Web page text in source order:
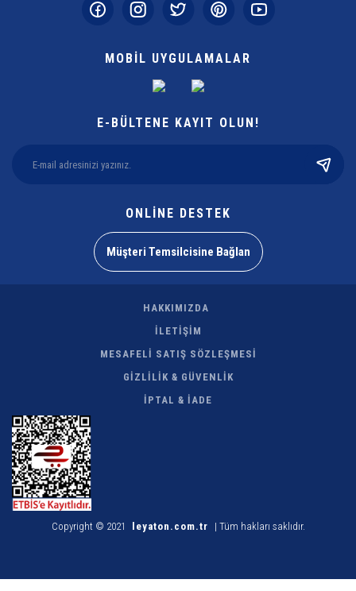
MOBİL UYGULAMALAR
E-BÜLTENE KAYIT OLUN!
ONLİNE DESTEK
Müşteri Temsilcisine Bağlan
HAKKIMIZDA
İLETİŞİM
MESAFELİ SATIŞ SÖZLEŞMESİ
GİZLİLİK & GÜVENLİK
İPTAL & İADE
Copyright © 2021 leyaton.com.tr | Tüm hakları saklıdır.